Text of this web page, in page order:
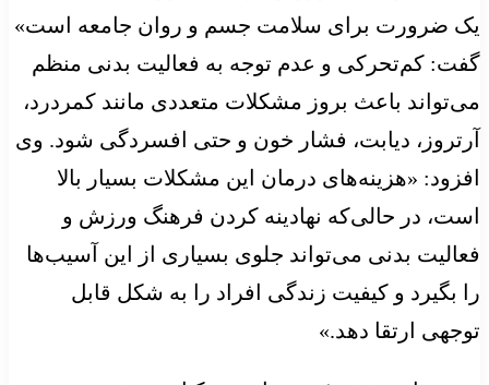
یک ضرورت برای سلامت جسم و روان جامعه است»
گفت: کم‌تحرکی و عدم توجه به فعالیت بدنی منظم
می‌تواند باعث بروز مشکلات متعددی مانند کمردرد،
آرتروز، دیابت، فشار خون و حتی افسردگی شود. وی
افزود: «هزینه‌های درمان این مشکلات بسیار بالا
است، در حالی‌که نهادینه کردن فرهنگ ورزش و
فعالیت بدنی می‌تواند جلوی بسیاری از این آسیب‌ها
را بگیرد و کیفیت زندگی افراد را به شکل قابل
توجهی ارتقا دهد.»